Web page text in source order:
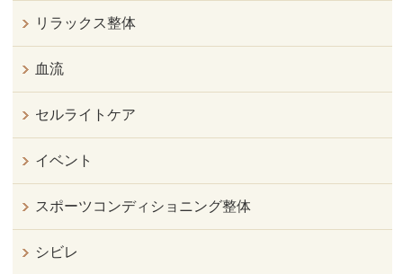
リラックス整体
血流
セルライトケア
イベント
スポーツコンディショニング整体
シビレ